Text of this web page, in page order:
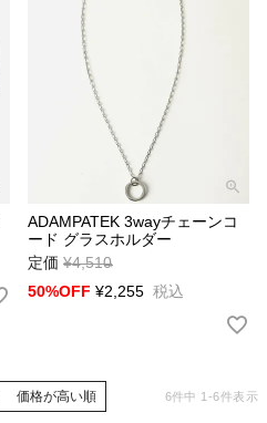
ADAMPATEK 3wayチェーンコ
ード グラスホルダー
定価 ¥4,510
→
50%OFF ¥2,255 税込
価格が高い順 6件中 1 -6件表示